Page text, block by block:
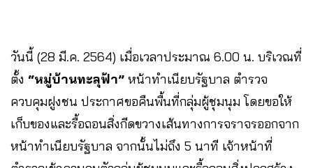
วันนี้ (28 มี.ค. 2564) เมื่อเวลาประมาณ 6.00 น. บริเวณที่
ตั้ง “หมู่บ้านทะลุฟ้า” หน้าทำเนียบรัฐบาล ตำรวจ
ควบคุมฝูงชน ประกาศขอคืนพื้นที่กลุ่มผู้ชุมนุม โดยขอให้
เก็บของและรื้อถอนสิ่งกีดขวางเส้นทางการจราจรออกจาก
หน้าทำเนียบรัฐบาล จากนั้นไม่ถึง 5 นาที เจ้าหน้าที่